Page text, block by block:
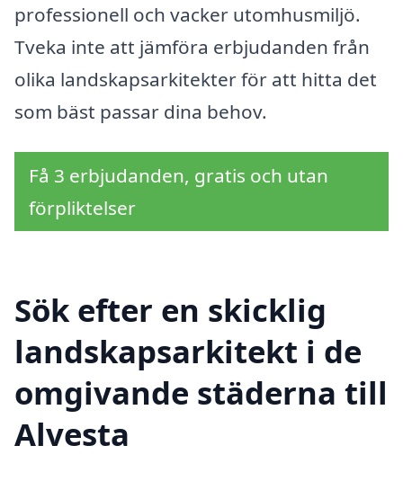
professionell och vacker utomhusmiljö.
Tveka inte att jämföra erbjudanden från
olika landskapsarkitekter för att hitta det
som bäst passar dina behov.
Få 3 erbjudanden, gratis och utan
förpliktelser
Sök efter en skicklig
landskapsarkitekt i de
omgivande städerna till
Alvesta